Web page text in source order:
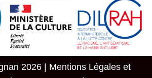
2026 | Mentions Légales et